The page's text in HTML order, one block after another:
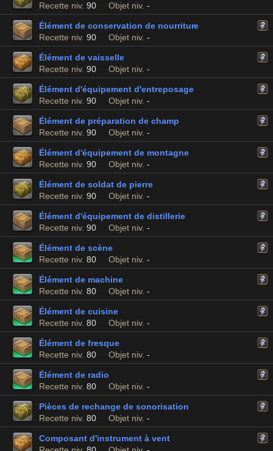
Recette niv. 90 Objet niv. -
Élément de conservation de nourriture
Recette niv. 90 Objet niv. -
Élément de vaisselle
Recette niv. 90 Objet niv. -
Élément d'équipement d'entreposage
Recette niv. 90 Objet niv. -
Élément de préparation de champ
Recette niv. 90 Objet niv. -
Élément d'équipement de montagne
Recette niv. 90 Objet niv. -
Élément de soldat de pierre
Recette niv. 90 Objet niv. -
Élément d'équipement de distillerie
Recette niv. 90 Objet niv. -
Élément de scène
Recette niv. 80 Objet niv. -
Élément de machine
Recette niv. 80 Objet niv. -
Élément de cuisine
Recette niv. 80 Objet niv. -
Élément de fresque
Recette niv. 80 Objet niv. -
Élément de radio
Recette niv. 80 Objet niv. -
Pièces de rechange de sonorisation
Recette niv. 80 Objet niv. -
Composant d'instrument à vent